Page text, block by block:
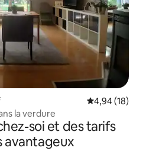
Évaluation
4,94 (18)
la verdure
soi et des tarifs
avantageux